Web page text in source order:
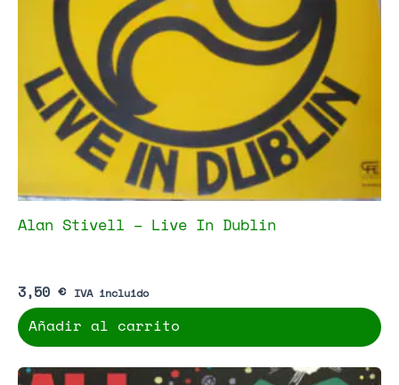
Alan Stivell – Live In Dublin
3,50 € IVA incluido
Añadir al carrito